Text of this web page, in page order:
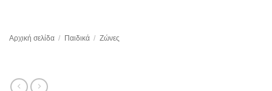
Αρχική σελίδα / Παιδικά / Ζώνες